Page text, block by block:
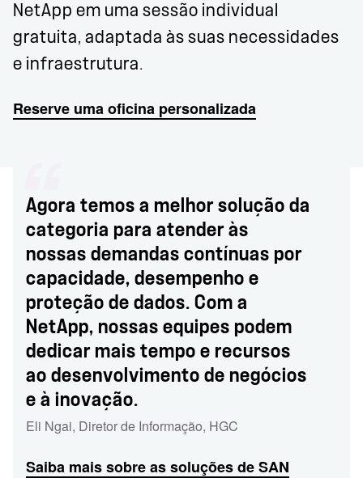
NetApp em uma sessão individual
gratuita, adaptada às suas necessidades
e infraestrutura.
Reserve uma oficina personalizada
Agora temos a melhor solução da
categoria para atender às
nossas demandas contínuas por
capacidade, desempenho e
proteção de dados. Com a
NetApp, nossas equipes podem
dedicar mais tempo e recursos
ao desenvolvimento de negócios
e à inovação.
Eli Ngai, Diretor de Informação, HGC
Saiba mais sobre as soluções de SAN